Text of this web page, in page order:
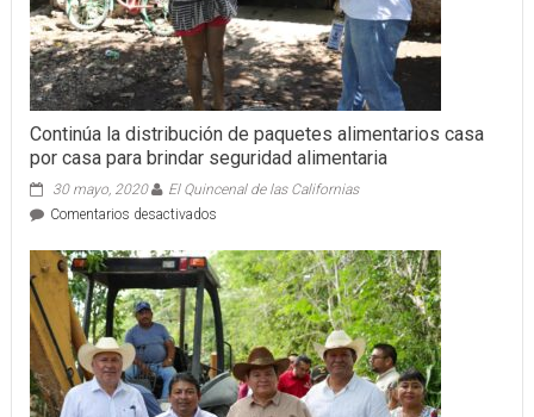
Continúa la distribución de paquetes alimentarios casa
por casa para brindar seguridad alimentaria
30 mayo, 2020
El Quincenal de las Californias
Comentarios desactivadosen
la
distribución
de
paquetes
alimentarios
casa
por
casa